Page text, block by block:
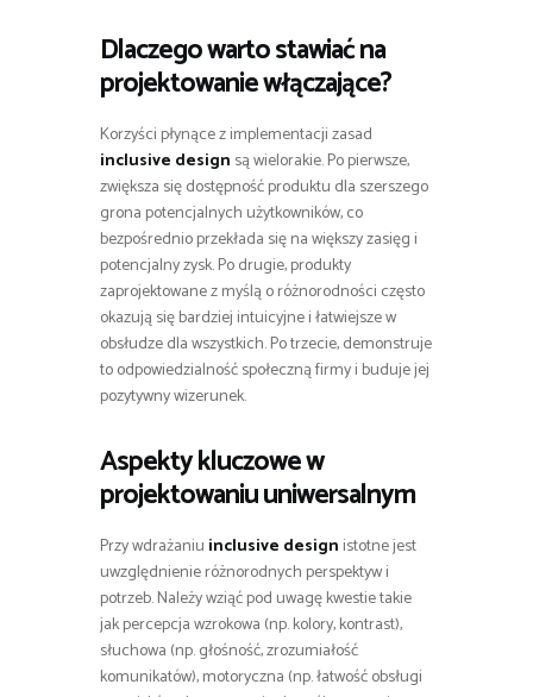
Dlaczego warto stawiać na
projektowanie włączające?
Korzyści płynące z implementacji zasad
inclusive design są wielorakie. Po pierwsze,
zwiększa się dostępność produktu dla szerszego
grona potencjalnych użytkowników, co
bezpośrednio przekłada się na większy zasięg i
potencjalny zysk. Po drugie, produkty
zaprojektowane z myślą o różnorodności często
okazują się bardziej intuicyjne i łatwiejsze w
obsłudze dla wszystkich. Po trzecie, demonstruje
to odpowiedzialność społeczną firmy i buduje jej
pozytywny wizerunek.
Aspekty kluczowe w
projektowaniu uniwersalnym
Przy wdrażaniu inclusive design istotne jest
uwzględnienie różnorodnych perspektyw i
potrzeb. Należy wziąć pod uwagę kwestie takie
jak percepcja wzrokowa (np. kolory, kontrast),
słuchowa (np. głośność, zrozumiałość
komunikatów), motoryczna (np. łatwość obsługi